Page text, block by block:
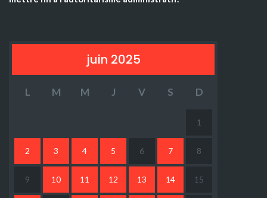
juin 2025
L M M J V S D
1
2 3 4 5 6 7 8
9 10 11 12 13 14 15